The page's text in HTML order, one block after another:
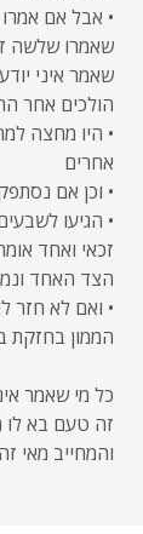
• אבל אם אמרו
שאמרו שלשה
שאמר איני
הולכים אחר
• היו מחצה
אחרים
• וכן אם
• הגיעו
זכאי ואחד
הצד האחד
• ואם לא חזר
הממון בחזקת
כל מי שאמר
זה טעם בא
והמחייב מאי